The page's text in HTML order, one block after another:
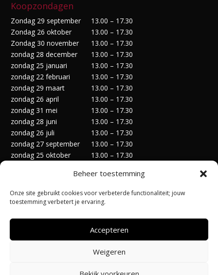
Beheer toestemming
Onze site gebruikt cookies voor verbeterde functionaliteit; jouw
toestemming verbetert je ervaring.
Accepteren
Weigeren
Koopzondagen
Zondag 29 september
13.00 – 17.30
Zondag 26 oktober
13.00 – 17.30
Zondag 30 november
13.00 – 17.30
zondag 28 december
13.00 – 17.30
zondag 25 januari
13.00 – 17.30
zondag 22 februari
13.00 – 17.30
zondag 29 maart
13.00 – 17.30
zondag 26 april
13.00 – 17.30
zondag 31 mei
13.00 – 17.30
zondag 28 juni
13.00 – 17.30
zondag 26 juli
13.00 – 17.30
zondag 27 september
13.00 – 17.30
zondag 25 oktober
13.00 – 17.30
zondag 27 december
13.00 – 17.30
Privacyverklaring
Algemene Voorwaarden
Cookiebeleid (EU)